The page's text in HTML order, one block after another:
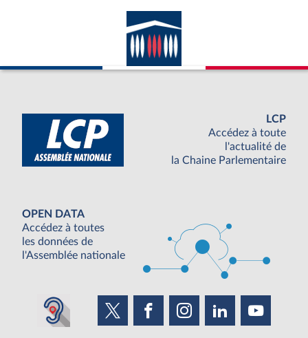
LCP
Accédez à toute
l'actualité de
la Chaine Parlementaire
OPEN DATA
Accédez à toutes
les données de
l'Assemblée nationale